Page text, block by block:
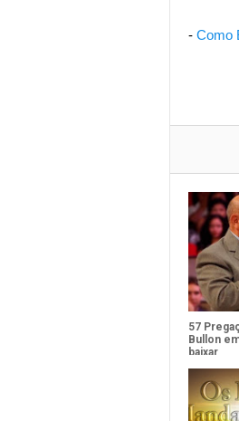
- Como
57
Bullon
baixar